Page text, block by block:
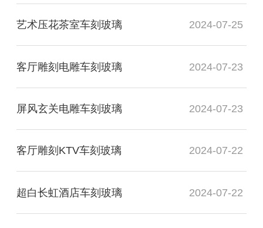
艺术压花茶室车刻玻璃 2024-07-25
客厅雕刻电雕车刻玻璃 2024-07-23
屏风玄关电雕车刻玻璃 2024-07-23
客厅雕刻KTV车刻玻璃 2024-07-22
超白长虹酒店车刻玻璃 2024-07-22